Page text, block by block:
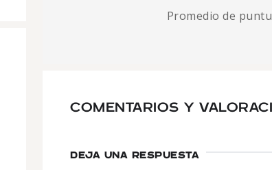
Promedio de
COMENTARIOS Y
DEJA UNA RESPUESTA